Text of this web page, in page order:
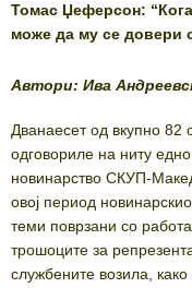
Томас Џеферсон:
може да му се довери
Автори: Ива
Дванаесет од вкупно 82
одговориле на ниту
новинарство СКУП-
овој период
теми поврзани со
трошоците за
службените возила,